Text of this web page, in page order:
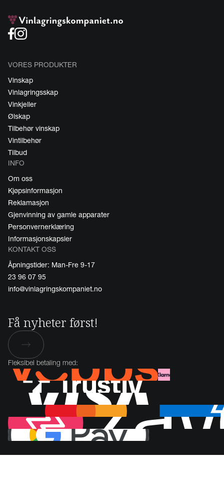
VORES PRODUKTER
Vinskap
Vinlagringsskap
Vinkjeller
Ølskap
Tilbehør vinskap
Vintilbehør
Tilbud
INFO
Om oss
Kjøpsinformasjon
Reklamasjon
Gjenvinning av gamle apparater
Personvernerklæring
Informasjonskapsler
KONTAKT OSS
Åpningstider: Man-Fre 9-17
23 96 07 95
info@vinlagringskompaniet.no
Få nyheter først!
Fleksibel betaling med: